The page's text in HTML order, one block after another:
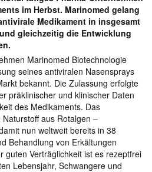
im Herbst. Marinomed gelang
Medikament in insgesamt
gleichzeitig die Entwicklung
Marinomed Biotechnologie
seines antiviralen Nasensprays
bekannt. Die Zulassung erfolgte
präklinischer und klinischer Daten
des Medikaments. Das
aus Rotalgen –
nun weltweit bereits in 38
Behandlung von Erkältungen
guten Verträglichkeit ist es rezeptfrei
Lebensjahr, Schwangere und